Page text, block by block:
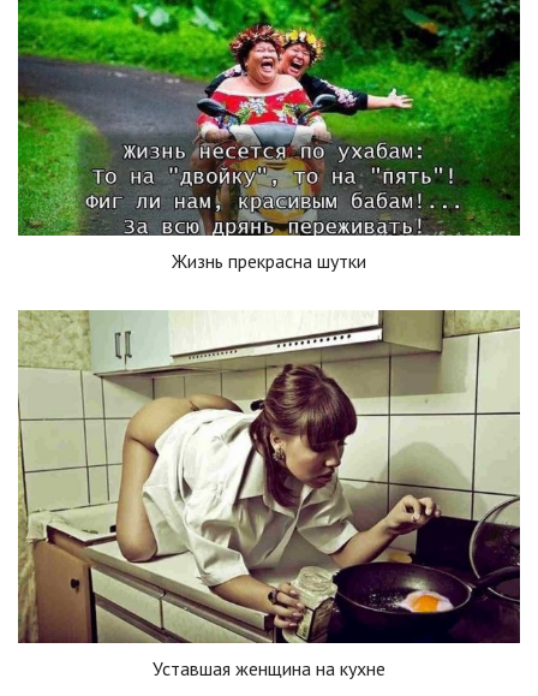
Жизнь прекрасна шутки
Уставшая женщина на кухне